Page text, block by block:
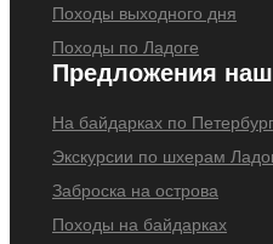
Походы выходного дня
Походы по Ладоге
Предложения
На байдарках по
Экскурсии по шхерам
Заброска на острова
Походы на байдарках